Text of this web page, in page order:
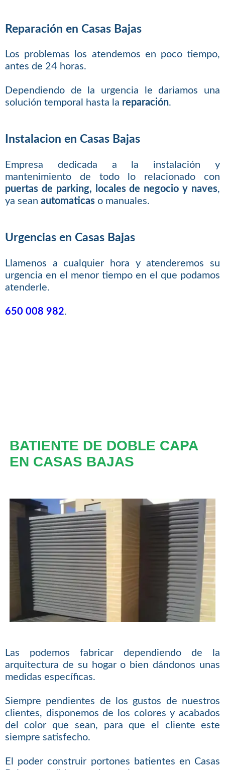
Reparación en Casas Bajas
Los problemas los atendemos en poco tiempo,
antes de 24 horas.
Dependiendo de la urgencia le dariamos una
solución temporal hasta la reparación.
Instalacion en Casas Bajas
Empresa dedicada a la instalación y
mantenimiento de todo lo relacionado con
puertas de parking, locales de negocio y naves,
ya sean automaticaso manuales.
Urgencias en Casas Bajas
Llamenos a cualquier hora y atenderemos su
urgencia en el menor tiempo en el que podamos
atenderle.
650 008 982.
BATIENTE DE DOBLE CAPA
EN CASAS BAJAS
Las podemos fabricar dependiendo de la
arquitectura de su hogar o bien dándonos unas
medidas específicas.
Siempre pendientes de los gustos de nuestros
clientes, disponemos de los colores y acabados
del color que sean, para que el cliente este
siempre satisfecho.
El poder construir portones batientes en Casas